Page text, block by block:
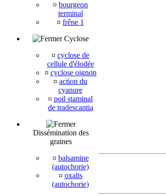
¤ bourgeon
terminal
¤ frêne 1
Cyclose
¤ cyclose de
cellule d'élodée
¤ cyclose oignon
¤ action du
cyanure
¤ poil staminal
de tradescantia
Dissémination des
graines
¤ balsamine
(autochorie)
¤ oxalis
(autochorie)